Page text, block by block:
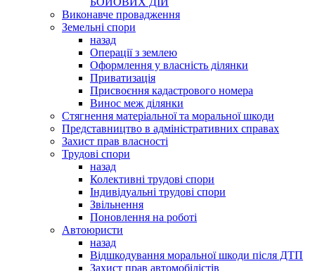
Виконавче провадження
Земельні спори
назад
Операції з землею
Оформлення у власність ділянки
Приватизація
Присвоєння кадастрового номера
Винос меж ділянки
Стягнення матеріальної та моральної шкоди
Представництво в адміністративних справах
Захист прав власності
Трудові спори
назад
Колективні трудові спори
Індивідуальні трудові спори
Звільнення
Поновлення на роботі
Автоюристи
назад
Відшкодування моральної шкоди після ДТП
Захист прав автомобілістів